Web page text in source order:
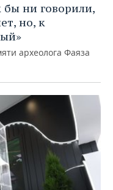
ни говорили,
но, к
археолога Фаяза